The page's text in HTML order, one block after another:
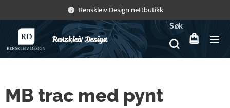
Renskleiv Design nettbutikk
Renskleiv Design
Søk
MB trac med pynt